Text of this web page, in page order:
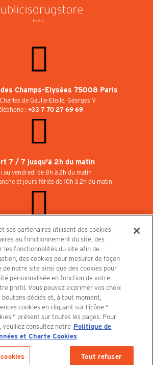
des Champs-Elysées 75008 Paris
de Gaulle-Etoile, Georges V
: +33 7 70 27 69 69
7 / 7 jusqu'à 2h du matin
au vendredi de 8h à 2h du matin
et jours fériés de 10h à 2h du matin
nous au Publicisdrugstore !
le restaurant et le cinéma. Contactez-nous :
de vente
Mentions légales
des Données Personnelles et Charte
Cookies
le PUBLICISDRUGSTORE
ses partenaires utilisent des cookies
au fonctionnement du site, des
les fonctionnalités du site afin de
des cookies pour mesurer de façon
de notre site ainsi que des cookies pour
personnalisée en fonction de votre
profil. Vous pouvez exprimer vos choix
dédiés et, à tout moment,
cookies en cliquant sur l'icône "
" présent sur toutes les pages. Pour
veuillez consultez notre Politique de
et Charte Cookies
Tout refuser